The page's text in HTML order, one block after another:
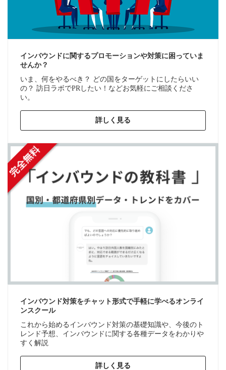
インバウンドに関するプロモーションや対策に困っていま
せんか？
いま、何をやるべき？ どの国をターゲットにしたらいい
の？ 訪日ラボでPRしたい！などお気軽にご相談くださ
い。
詳しく見る
インバウンド対策をチャット形式で手軽に学べるオンライ
ンスクール
これから始めるインバウンド対策の基礎知識や、今後のト
レンド予想、インバウンドに関する各種データをわかりや
すく解説
詳しく見る